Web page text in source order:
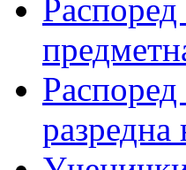
разредна